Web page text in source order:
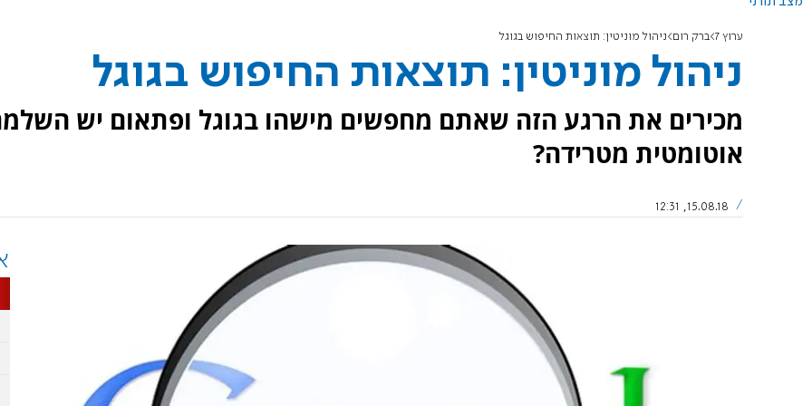
ערוץ 7 ברק רום ניהול מוניטין: תוצאות החיפוש בגוגל
ניהול מוניטין: תוצאות החיפוש בגוגל
מכירים את הרגע הזה שאתם מחפשים מישהו בגוגל ופתאום יש
אוטומטית מטרידה?
15.08.18, 12:31